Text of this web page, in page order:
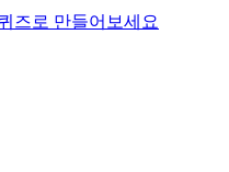
즈로 만들어보세요